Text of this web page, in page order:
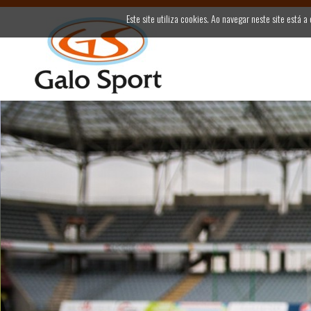
Este site utiliza cookies. Ao navegar neste site está